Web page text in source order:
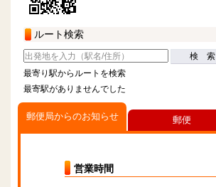
ルート検索
検 索
最寄り駅からルートを検索
最寄駅がありませんでした
郵便局からのお知らせ
営業時間
郵便